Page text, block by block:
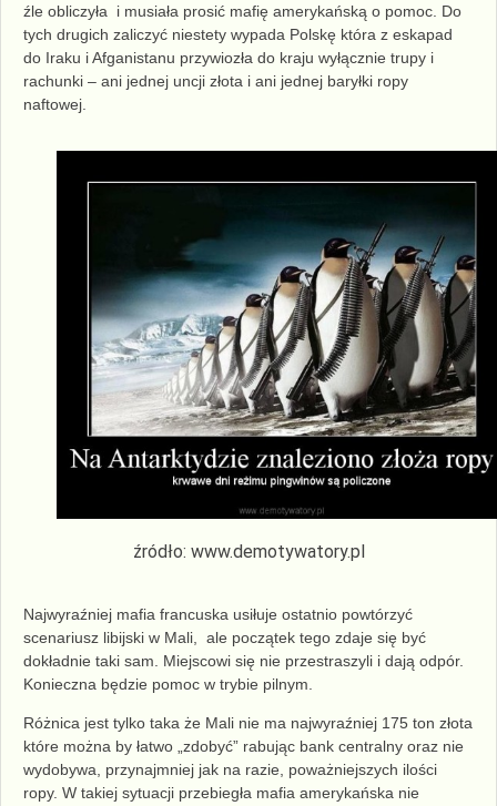
źle obliczyła i musiała prosić mafię amerykańską o pomoc. Do
tych drugich zaliczyć niestety wypada Polskę która z eskapad
do Iraku i Afganistanu przywiozła do kraju wyłącznie trupy i
rachunki – ani jednej uncji złota i ani jednej baryłki ropy
naftowej.
źródło: www.demotywatory.pl
Najwyraźniej mafia francuska usiłuje ostatnio powtórzyć
scenariusz libijski w Mali, ale początek tego zdaje się być
dokładnie taki sam. Miejscowi się nie przestraszyli i dają odpór.
Konieczna będzie pomoc w trybie pilnym.
Różnica jest tylko taka że Mali nie ma najwyraźniej 175 ton złota
które można by łatwo „zdobyć” rabując bank centralny oraz nie
wydobywa, przynajmniej jak na razie, poważniejszych ilości
ropy. W takiej sytuacji przebiegła mafia amerykańska nie